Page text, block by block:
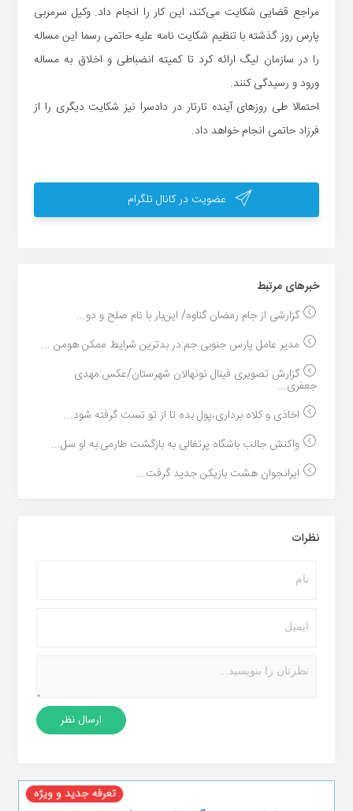
مراجع قضایی شکایت می‌کند، این کار را انجام داد. وکیل سرمربی
پارس روز گذشته با تنظیم شکایت نامه علیه حاتمی رسما این مساله
را در سازمان لیگ ارائه کرد تا کمیته انضباطی و اخلاق به مساله
ورود و رسیدگی کنند.
احتمالا طی روزهای آینده تارتار در دادسرا نیز شکایت دیگری را از
فرزاد حاتمی انجام خواهد داد.
عضویت در کانال تلگرام
خبر‌های مرتبط
گزارشی از جام رمضان گناوه/ این‌بار با نام صلح و دو...
مدیر عامل پارس جنوبی جم:در بدترین شرایط ممکن هومن ...
گزارش تصویری فینال نونهالان شهرستان/عکس:مهدی
جعفری...
اخاذی و کلاه برداری،پول بده تا از تو تست گرفته شود...
واکنش جالب باشگاه پرتغالی به بازگشت طارمی:به او سل...
ایرانجوان هشت بازیکن جدید گرفت...
نظرات